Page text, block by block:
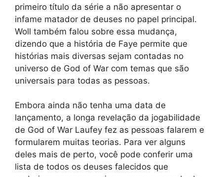
primeiro título da série a não apresentar o
infame matador de deuses no papel principal.
Woll também falou sobre essa mudança,
dizendo que a história de Faye permite que
histórias mais diversas sejam contadas no
universo de God of War com temas que são
universais para todas as pessoas.
Embora ainda não tenha uma data de
lançamento, a longa revelação da jogabilidade
de God of War Laufey fez as pessoas falarem e
formularem muitas teorias. Para ver alguns
deles mais de perto, você pode conferir uma
lista de todos os deuses falecidos que